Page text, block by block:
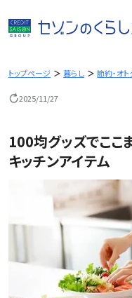
容
を
キトップページ 暮らし 節約・オト
2025/11/27
100均グッズでここ
キッチンアイテム